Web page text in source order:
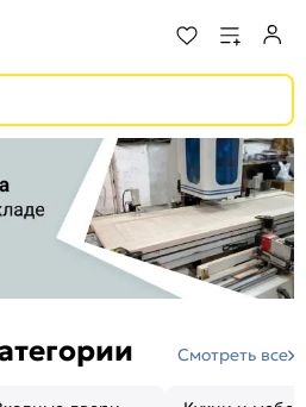
Смотреть все